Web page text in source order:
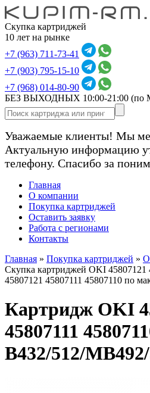
Скупка картриджей
10 лет на рынке
+7 (963) 711-73-41
+7 (903) 795-15-10
+7 (968) 014-80-90
БЕЗ ВЫХОДНЫХ 10:00-21:00 (по
Уважаемые клиенты! Мы
Актуальную информацию
телефону. Спасибо за
Главная
О компании
Покупка картриджей
Оставить заявку
Работа с регионами
Контакты
Главная » Покупка картриджей »
Скупка картриджей OKI 45807121
45807121 45807111 45807110 по
Картридж OKI
45807111
B432/512/